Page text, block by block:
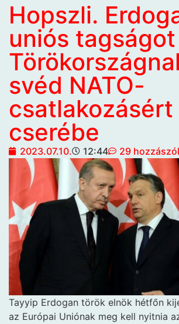
Hopszli.
uniós
svéd NATO-
csatlakozásért
cserébe
2023.07.10. 12:44 29
Tayyip Erdogan török elnök hétfőn
az Európai Uniónak meg kell nyitnia